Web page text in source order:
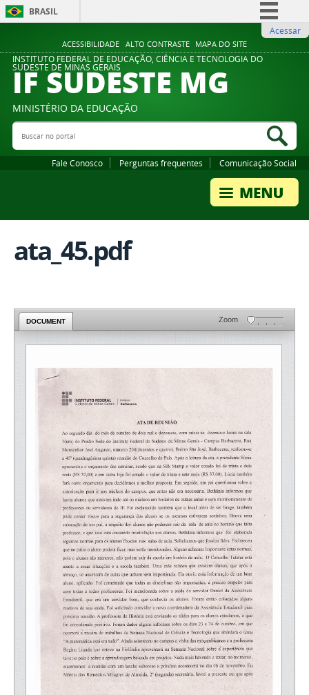
ACESSIBILIDADE ALTO CONTRASTE MAPA DO SITE
BRASIL
Comunica BR
Participe
Legislação
Acessar
INSTITUTO FEDERAL DE EDUCAÇÃO, CIÊNCIA E TECNOLOGIA DO
SUDESTE DE MINAS GERAIS
IF SUDESTE MG
MINISTÉRIO DA EDUCAÇÃO
Buscar no portal
Fale Conosco Perguntas frequentes Comunicação Social
ata_45.pdf
DOCUMENT Zoom